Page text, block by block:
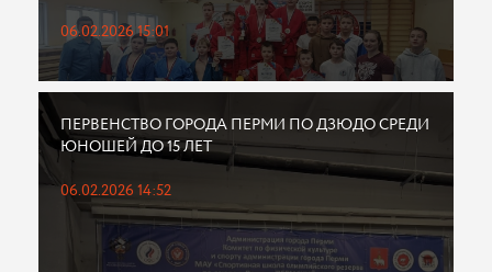
06.02.2026 15:01
ПЕРВЕНСТВО ГОРОДА ПЕРМИ ПО ДЗЮДО СРЕДИ
ЮНОШЕЙ ДО 15 ЛЕТ
06.02.2026 14:52